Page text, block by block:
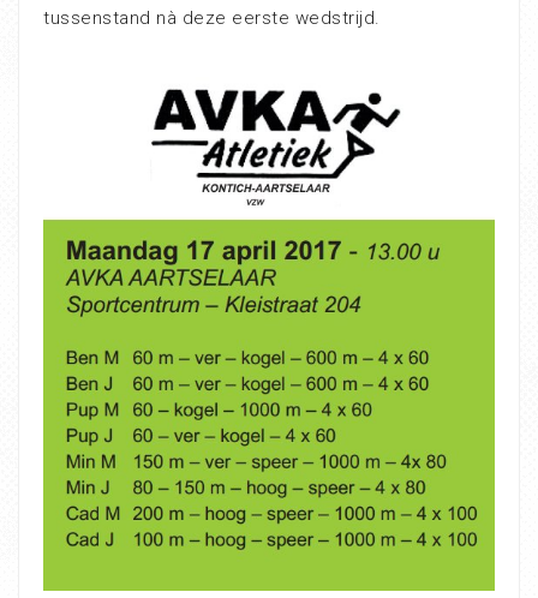
tussenstand nà deze eerste wedstrijd.